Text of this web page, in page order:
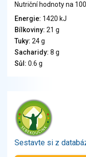
Veganské a
Tuky
Obiloviny, mouka,
Chléb, pečivo, křehké
Ořechy, semena
Zelenina
Brambory, luštěniny,
Sladkosti, slané výrobky
Nutriční hodnoty na
Energie: 1420 kJ
Bílkoviny: 21 g
Tuky: 24 g
Sacharidy: 8 g
Sůl: 0.6 g
Sestavte si z